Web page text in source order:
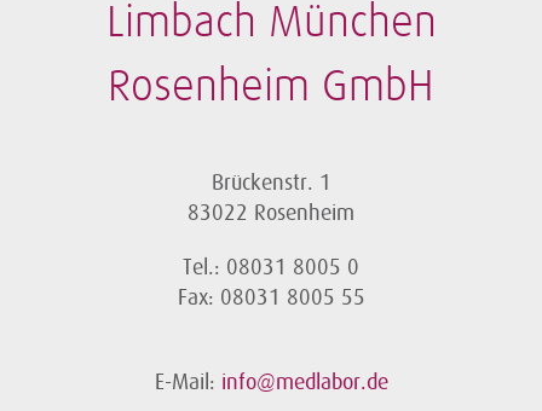
Limbach München
Rosenheim GmbH
Brückenstr. 1
83022 Rosenheim
Tel.: 08031 8005 0
Fax: 08031 8005 55
E-Mail: info@medlabor.de